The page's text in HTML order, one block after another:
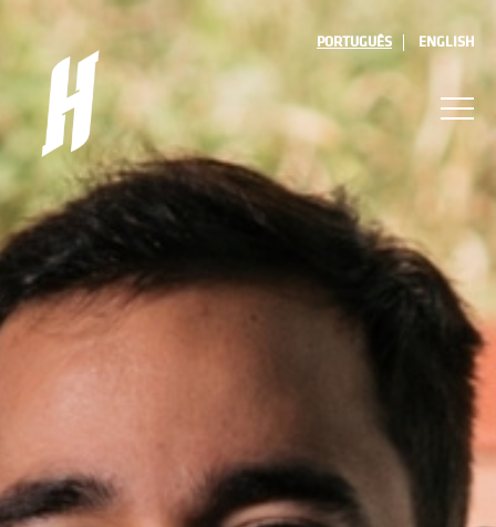
PORTUGUÊS ENGLISH